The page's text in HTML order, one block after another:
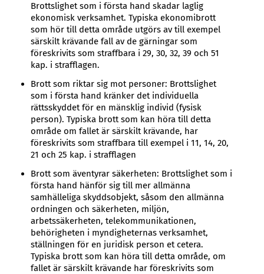
Brottslighet som i första hand skadar laglig
ekonomisk verksamhet. Typiska ekonomibrott
som hör till detta område utgörs av till exempel
särskilt krävande fall av de gärningar som
föreskrivits som straffbara i 29, 30, 32, 39 och 51
kap. i strafflagen.
Brott som riktar sig mot personer: Brottslighet
som i första hand kränker det individuella
rättsskyddet för en mänsklig individ (fysisk
person). Typiska brott som kan höra till detta
område om fallet är särskilt krävande, har
föreskrivits som straffbara till exempel i 11, 14, 20,
21 och 25 kap. i strafflagen
Brott som äventyrar säkerheten: Brottslighet som i
första hand hänför sig till mer allmänna
samhälleliga skyddsobjekt, såsom den allmänna
ordningen och säkerheten, miljön,
arbetssäkerheten, telekommunikationen,
behörigheten i myndigheternas verksamhet,
ställningen för en juridisk person et cetera.
Typiska brott som kan höra till detta område, om
fallet är särskilt krävande har föreskrivits som